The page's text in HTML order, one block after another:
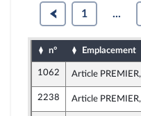
1 ...
n° Emplacement
1062 Article PREMIER,
2238 Article PREMIER,